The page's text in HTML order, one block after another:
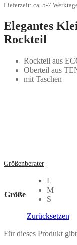
Lieferzeit: ca. 5-7
Elegantes
Rockteil
Rockteil aus
Oberteil aus
mit Taschen
Größenberater
Größe
L
M
S
Zurücksetzen
Für dieses Produkt